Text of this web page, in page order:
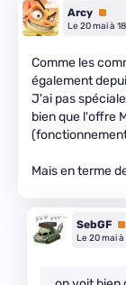
Arcy
Le 20 mai à
Comme les
également
J'ai pas
bien que l'offre
Mais en terme
SebGF
Le 20 mai à